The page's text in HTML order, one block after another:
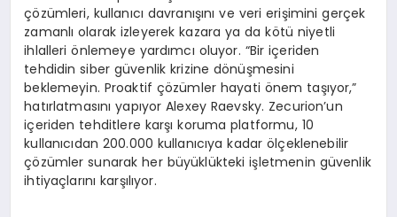
çözümleri, kullanıcı davranışını ve veri erişimini gerçek
zamanlı olarak izleyerek kazara ya da kötü niyetli
ihlalleri önlemeye yardımcı oluyor. “Bir içeriden
tehdidin siber güvenlik krizine dönüşmesini
beklemeyin. Proaktif çözümler hayati önem taşıyor,”
hatırlatmasını yapıyor Alexey Raevsky. Zecurion’un
içeriden tehditlere karşı koruma platformu, 10
kullanıcıdan 200.000 kullanıcıya kadar ölçeklenebilir
çözümler sunarak her büyüklükteki işletmenin güvenlik
ihtiyaçlarını karşılıyor.